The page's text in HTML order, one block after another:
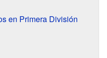
en Primera División